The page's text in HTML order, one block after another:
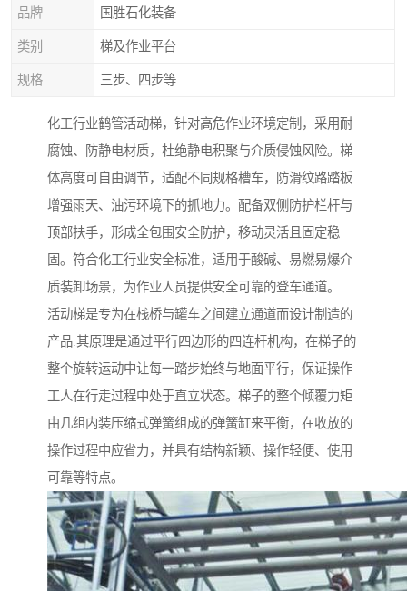
品牌 国胜石化装备
类别 梯及作业平台
规格 三步、四步等
化工行业鹤管活动梯，针对高危作业环境定制，采用耐
腐蚀、防静电材质，杜绝静电积聚与介质侵蚀风险。梯
体高度可自由调节，适配不同规格槽车，防滑纹路踏板
增强雨天、油污环境下的抓地力。配备双侧防护栏杆与
顶部扶手，形成全包围安全防护，移动灵活且固定稳
固。符合化工行业安全标准，适用于酸碱、易燃易爆介
质装卸场景，为作业人员提供安全可靠的登车通道。
活动梯是专为在栈桥与罐车之间建立通道而设计制造的
产品.其原理是通过平行四边形的四连杆机构，在梯子的
整个旋转运动中让每一踏步始终与地面平行，保证操作
工人在行走过程中处于直立状态。梯子的整个倾覆力矩
由几组内装压缩式弹簧组成的弹簧缸来平衡，在收放的
操作过程中应省力，并具有结构新颖、操作轻便、使用
可靠等特点。